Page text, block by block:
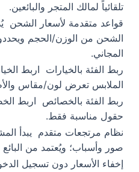
تلقائياً لمالك المتجر والبائعين.
قواعد متقدمة لأسعار الشحن
الشحن من الوزن/الحجم
المجاني.
ربط الفئة بالخيارات اربط
الملابس تعرض لون/مقاس
ربط الفئة بالخصائص اربط
حقول مناسبة فقط.
نظام مرتجعات متقدم يبدأ
صور وأسباب؛ ويُعتمد من
إخفاء الأسعار دون تسجيل